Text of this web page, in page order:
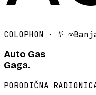
COLOPHON · № ∞
Auto Gas
Gaga.
PORODIČNA